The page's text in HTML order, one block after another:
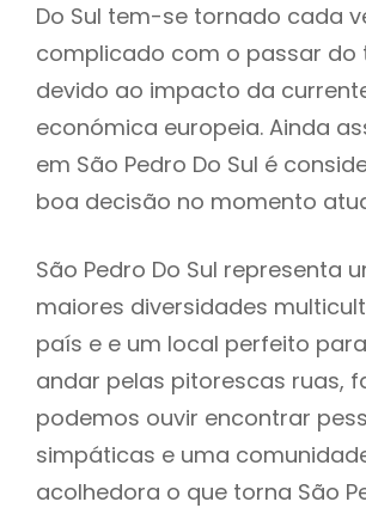
Do Sul tem-se tornado cada
complicado com o passar do
devido ao impacto da
económica europeia. Ainda
em São Pedro Do Sul é
boa decisão no momento
São Pedro Do Sul representa
maiores diversidades
país e e um local perfeito
andar pelas pitorescas ruas,
podemos ouvir encontrar
simpáticas e uma
acolhedora o que torna São